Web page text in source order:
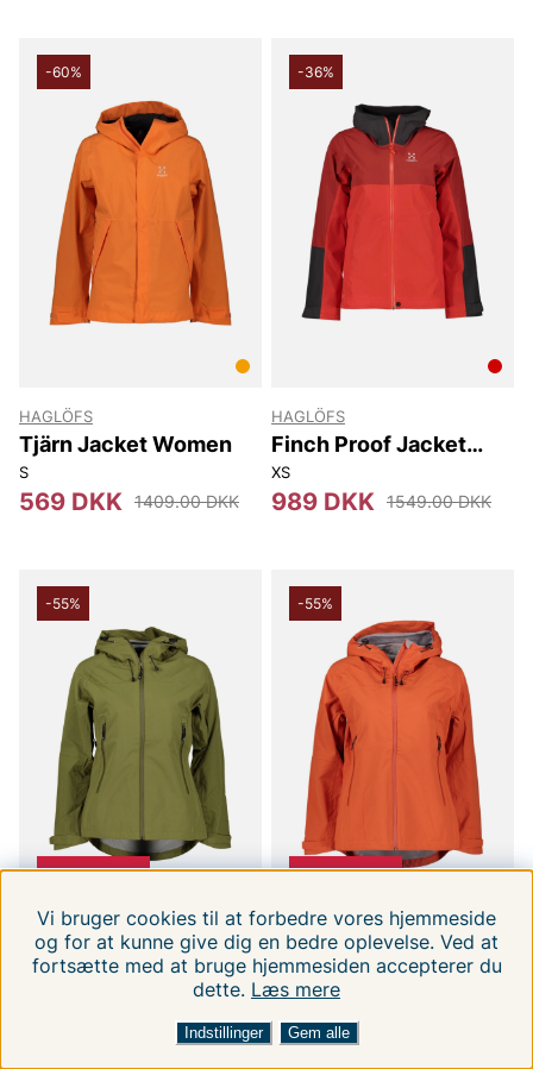
FILTRERA EFTER SORTER EFTER:
-60%
HAGLÖFS
Tjärn Jacket Women
S
569 DKK 1409.00 DKK
-36%
HAGLÖFS
Finch Proof Jacket
Women
XS
989 DKK 1549.00 DKK
-55%
NEDSAT PRIS!
LUKO OUTDOOR
Rido
2199 DKK
-55%
NEDSAT PRIS!
LUKO OUTDOOR
Rido
S M L XL
989 DKK
Vi bruger cookies til at forbedre vores hjemmeside
og for at kunne give dig en bedre oplevelse. Ved at
fortsætte med at bruge hjemmesiden accepterer du
dette. Læs mere
Indstillinger Gem alle